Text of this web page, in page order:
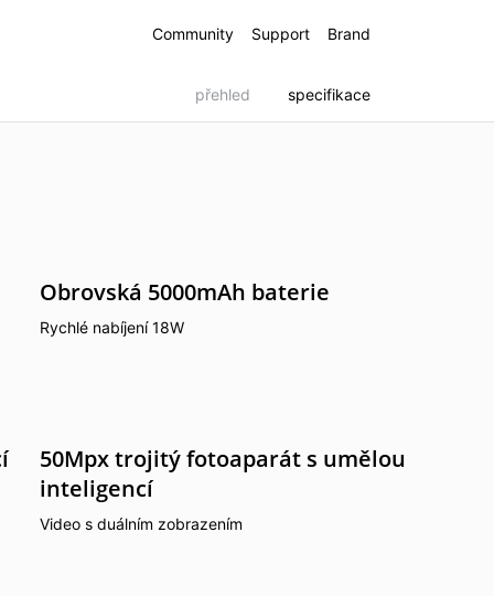
Community Support Brand
přehled specifikace
Obrovská 5000mAh baterie
Rychlé nabíjení 18W
50Mpx trojitý fotoaparát s umělou
inteligencí
Video s duálním zobrazením